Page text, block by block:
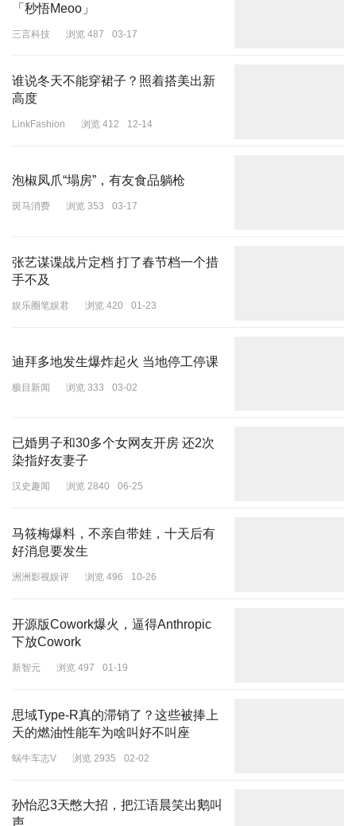
「秒悟Meoo」
三言科技 浏览 487 03-17
谁说冬天不能穿裙子？照着搭美出新
高度
LinkFashion 浏览 412 12-14
泡椒凤爪“塌房”，有友食品躺枪
斑马消费 浏览 353 03-17
张艺谋谍战片定档 打了春节档一个措
手不及
娱乐圈笔娱君 浏览 420 01-23
迪拜多地发生爆炸起火 当地停工停课
极目新闻 浏览 333 03-02
已婚男子和30多个女网友开房 还2次
染指好友妻子
汉史趣闻 浏览 2840 06-25
马筱梅爆料，不亲自带娃，十天后有
好消息要发生
洲洲影视娱评 浏览 496 10-26
开源版Cowork爆火，逼得Anthropic
下放Cowork
新智元 浏览 497 01-19
思域Type-R真的滞销了？这些被捧上
天的燃油性能车为啥叫好不叫座
蜗牛车志V 浏览 2935 02-02
孙怡忍3天憋大招，把江语晨笑出鹅叫
声